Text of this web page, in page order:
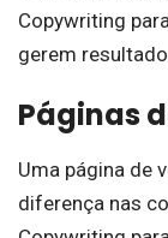
Copywriting
gerem
Páginas
Uma página de
diferença nas